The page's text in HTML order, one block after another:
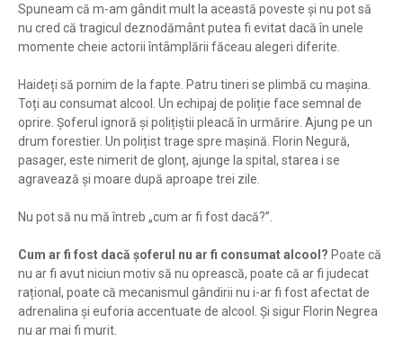
Spuneam că m-am gândit mult la această poveste și nu pot să
nu cred că tragicul deznodământ putea fi evitat dacă în unele
momente cheie actorii întâmplării făceau alegeri diferite.
Haideți să pornim de la fapte. Patru tineri se plimbă cu mașina.
Toți au consumat alcool. Un echipaj de poliție face semnal de
oprire. Șoferul ignoră și polițiștii pleacă în urmărire. Ajung pe un
drum forestier. Un polițist trage spre mașină. Florin Negură,
pasager, este nimerit de glonț, ajunge la spital, starea i se
agravează și moare după aproape trei zile.
Nu pot să nu mă întreb „cum ar fi fost dacă?”.
Cum ar fi fost dacă șoferul nu ar fi consumat alcool? Poate că
nu ar fi avut niciun motiv să nu oprească, poate că ar fi judecat
rațional, poate că mecanismul gândirii nu i-ar fi fost afectat de
adrenalina și euforia accentuate de alcool. Și sigur Florin Negrea
nu ar mai fi murit.